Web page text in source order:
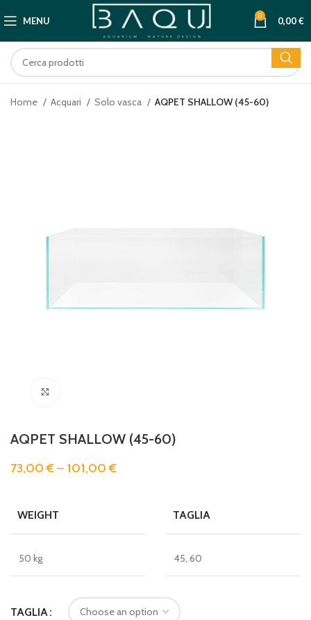
MENU 0 0,00€
Home Acquari Solo vasca AQPET SHALLOW (45-60)
AQPET SHALLOW (45-60)
73,00€– 101,00€
WEIGHT
50 kg
TAGLIA
45, 60
TAGLIA